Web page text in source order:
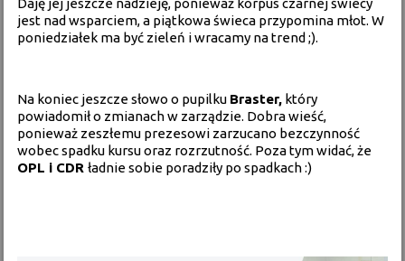
Daję jej jeszcze nadzieję, ponieważ korpus czarnej świecy
jest nad wsparciem, a piątkowa świeca przypomina młot. W
poniedziałek ma być zieleń i wracamy na trend ;).
Na koniec jeszcze słowo o pupilku Braster, który
powiadomił o zmianach w zarządzie. Dobra wieść,
ponieważ zeszłemu prezesowi zarzucano bezczynność
wobec spadku kursu oraz rozrzutność. Poza tym widać, że
OPL i CDRładnie sobie poradziły po spadkach :)